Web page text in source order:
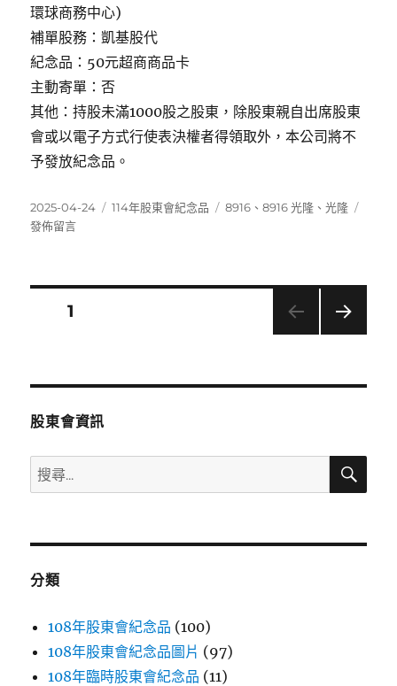
環球商務中心)
補單股務：凱基股代
紀念品：50元超商商品卡
主動寄單：否
其他：持股未滿1000股之股東，除股東親自出席股東
會或以電子方式行使表決權者得領取外，本公司將不
予發放紀念品。
發
佈
2025-04-24
分
114年股東會紀念品
標
8916 、8916 光隆 、光隆
發佈留言
分
頁次1
股東會資訊
搜
尋
鍵
搜
分類
108年股東會紀念品 (100)
108年股東會紀念品圖片 (97)
108年臨時股東會紀念品 (11)